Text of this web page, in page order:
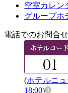
空室カレン
グループホ
電話でのお問合せ
(ホテルニ
18:00)